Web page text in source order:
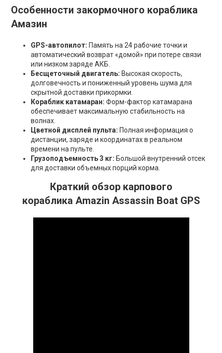
Особенности закормочного кораблика
Амазин
GPS-автопилот: Память на 24 рабочие точки и
автоматический возврат «домой» при потере связи
или низком заряде АКБ.
Бесщеточный двигатель: Высокая скорость,
долговечность и пониженный уровень шума для
скрытной доставки прикормки.
Кораблик катамаран: Форм-фактор катамарана
обеспечивает максимальную стабильность на
волнах.
Цветной дисплей пульта: Полная информация о
дистанции, заряде и координатах в реальном
времени на пульте.
Грузоподъемность 3 кг: Большой внутренний отсек
для доставки объемных порций корма.
Краткий обзор карпового
кораблика Amazin Assassin Boat GPS